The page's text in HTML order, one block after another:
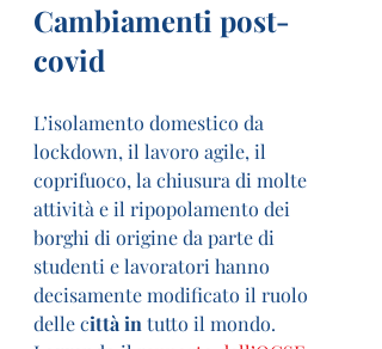
Cambiamenti post-
covid
L’isolamento domestico da
lockdown, il lavoro agile, il
coprifuoco, la chiusura di molte
attività e il ripopolamento dei
borghi di origine da parte di
studenti e lavoratori hanno
decisamente modificato il ruolo
delle città in tutto il mondo.